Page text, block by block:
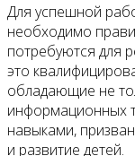
Для успешной
необходимо
потребуются для
это
обладающие не
информационных
навыками,
и развитие детей.